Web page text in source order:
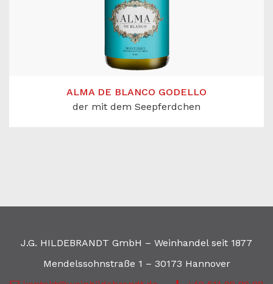
ALMA DE BLANCO GODELLO
der mit dem Seepferdchen
J.G. HILDEBRANDT GmbH – Weinhandel seit 1877
Mendelssohnstraße 1 – 30173 Hannover